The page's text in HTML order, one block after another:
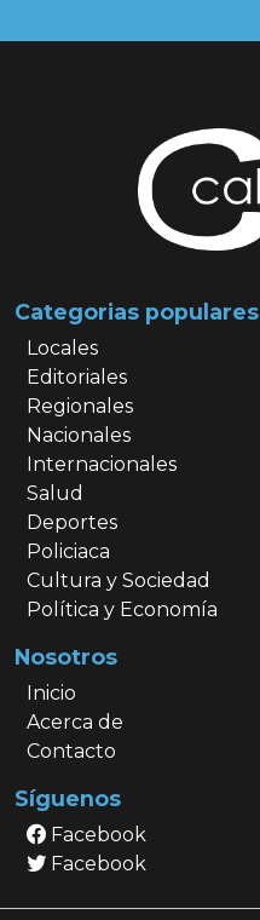
Categorias populares
Locales
Editoriales
Regionales
Nacionales
Internacionales
Salud
Deportes
Policiaca
Cultura y Sociedad
Política y Economía
Nosotros
Inicio
Acerca de
Contacto
Síguenos
Facebook
Facebook